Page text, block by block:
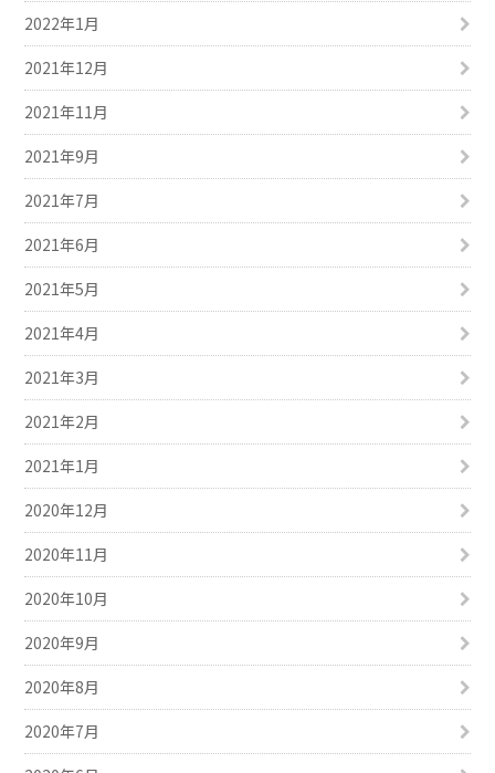
2022年1月
2021年12月
2021年11月
2021年9月
2021年7月
2021年6月
2021年5月
2021年4月
2021年3月
2021年2月
2021年1月
2020年12月
2020年11月
2020年10月
2020年9月
2020年8月
2020年7月